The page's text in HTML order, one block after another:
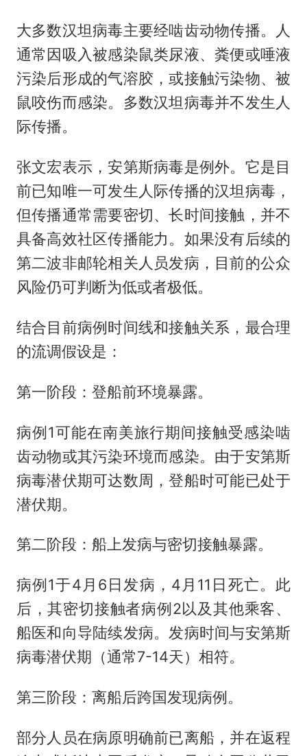
大多数汉坦病毒主要经啮齿动物传播。人
通常因吸入被感染鼠类尿液、粪便或唾液
污染后形成的气溶胶，或接触污染物、被
鼠咬伤而感染。多数汉坦病毒并不发生人
际传播。
张文宏表示，安第斯病毒是例外。它是目
前已知唯一可发生人际传播的汉坦病毒，
但传播通常需要密切、长时间接触，并不
具备高效社区传播能力。如果没有后续的
第二波非邮轮相关人员发病，目前的公众
风险仍可判断为低或者极低。
结合目前病例时间线和接触关系，最合理
的流调假设是：
第一阶段：登船前环境暴露。
病例1可能在南美旅行期间接触受感染啮
齿动物或其污染环境而感染。由于安第斯
病毒潜伏期可达数周，登船时可能已处于
潜伏期。
第二阶段：船上发病与密切接触暴露。
病例1于4月6日发病，4月11日死亡。此
后，其密切接触者病例2以及其他乘客、
船医和向导陆续发病。发病时间与安第斯
病毒潜伏期（通常7-14天）相符。
第三阶段：离船后跨国发现病例。
部分人员在病原明确前已离船，并在返程